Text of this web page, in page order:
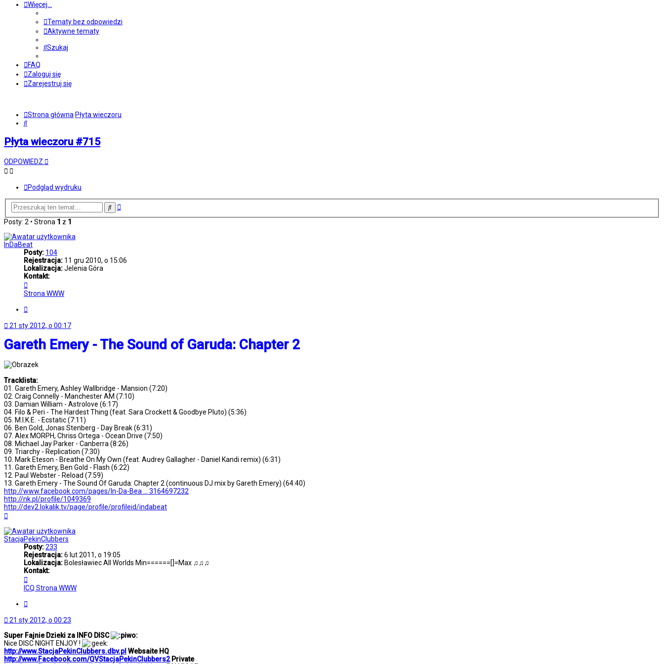
Więcej…
Tematy bez odpowiedzi
Aktywne tematy
Szukaj
FAQ
Zaloguj się
Zarejestruj się
Strona główna Płyta wieczoru
Szukaj
Płyta wieczoru #715
ODPOWIEDZ
Podgląd wydruku
SzukajWyszukiwanie
Posty: 2 • Strona 1 z 1
InDaBeat
Posty: 104
Rejestracja: 11 gru 2010, o 15:06
Lokalizacja:Jelenia Góra
Kontakt:
się
z
Strona WWW
21 sty 2012, o 00:17
Gareth Emery - The Sound of Garuda: Chapter 2
Tracklista:
01. Gareth Emery, Ashley Wallbridge - Mansion (7:20)
02. Craig Connelly - Manchester AM (7:10)
03. Damian William - Astrolove (6:17)
04. Filo & Peri - The Hardest Thing (feat. Sara Crockett & Goodbye Pluto) (5:36)
05. M.I.K.E. - Ecstatic (7:11)
06. Ben Gold, Jonas Stenberg - Day Break (6:31)
07. Alex MORPH, Chriss Ortega - Ocean Drive (7:50)
08. Michael Jay Parker - Canberra (8:26)
09. Triarchy - Replication (7:30)
10. Mark Eteson - Breathe On My Own (feat. Audrey Gallagher - Daniel Kandi remix) (6:31)
11. Gareth Emery, Ben Gold - Flash (6:22)
12. Paul Webster - Reload (7:59)
13. Gareth Emery - The Sound Of Garuda: Chapter 2 (continuous DJ mix by Gareth Emery) (64:40)
http://www.facebook.com/pages/In-Da-Bea ... 3164697232
http://nk.pl/profile/1049369
http://dev2.lokalik.tv/page/profile/profileid/indabeat
StacjaPekinClubbers
Posty:233
Rejestracja:6 lut 2011, o 19:05
Lokalizacja: Bolesławiec All Worlds Min======[]=Max ♫♫♫
Kontakt:
się
z
ICQ Strona WWW
21 sty 2012, o 00:23
Super Fajnie Dzieki za INFO DISC
Nice DISC NIGHT ENJOY !
http://www.StacjaPekinClubbers.dbv.pl Websaite HQ
http://www.Facebook.com/QVStacjaPekinClubbers2Private